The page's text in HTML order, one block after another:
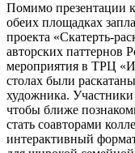
Помимо презентации
обеих площадках
проекта «Скатерть-
авторских паттернов
мероприятия в ТРЦ
столах были
художника.
чтобы ближе
стать соавторами
интерактивный